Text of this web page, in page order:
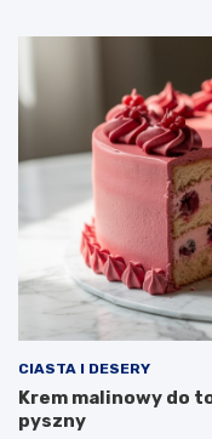
CIASTA I DESERY
Krem malinowy do
pyszny